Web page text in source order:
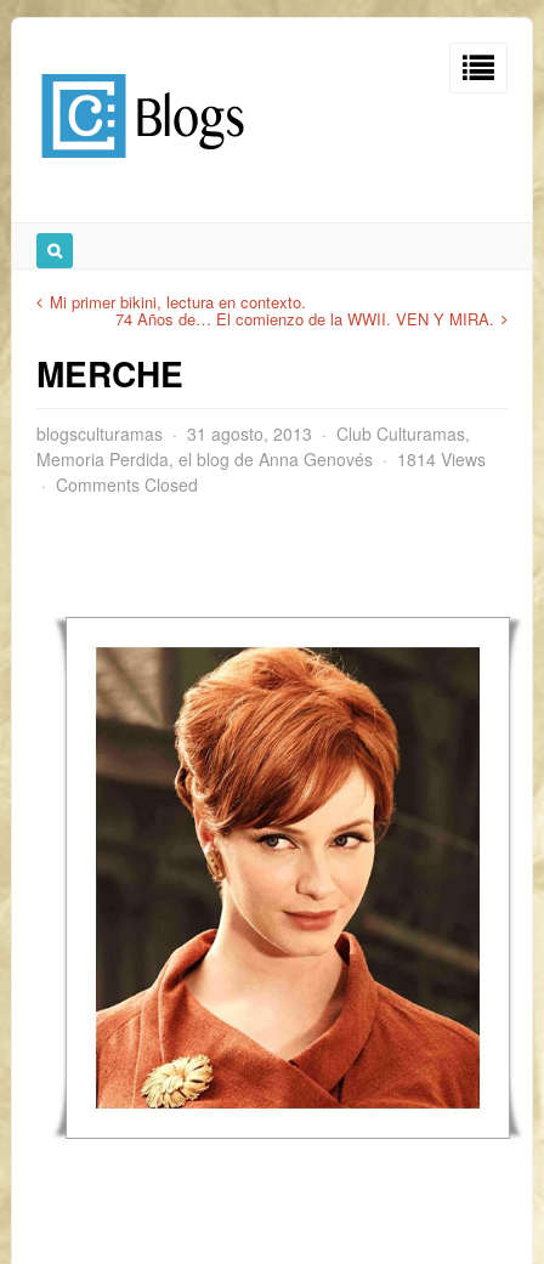
Mi primer bikini, lectura en contexto.
74 Años de… El comienzo de la WWII. VEN Y MIRA.
MERCHE
blogsculturamas 31 agosto, 2013 Club Culturamas,
Memoria Perdida, el blog de Anna Genovés
1814 Views
Comments Closed